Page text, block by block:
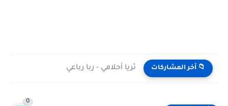
📁 أخر المشاركات ثريا أحلامي - ربا رباعي
0